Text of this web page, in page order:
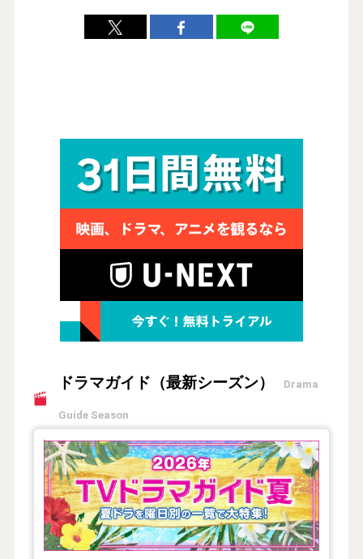
ドラマガイド（最新シーズン） Drama
Guide Season
【2026年夏】TVドラマガイド